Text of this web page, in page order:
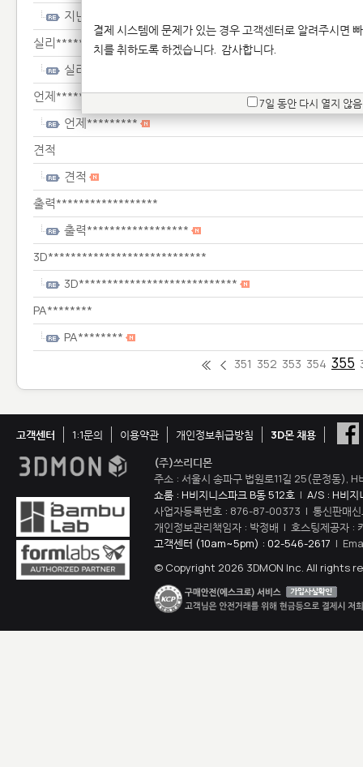
지난******************************************
실리
실리
언제*********
언제*********
견적
견적
출력******************
출력******************
3D****************************
3D****************************
PA********
PA********
351 352 353 354 355
고객센터 1:1문의 이용약관 개인정보취급방침
3D몬 채용
(주)쓰리디몬
주소 : 서울시 송파구 법원로11길 25(문정동),
쇼룸 : H비지니스파크 B동 512호 | A/S : H비지
사업자등록번호 : 876-87-00373 | 통신판매
개인정보관리책임자 : 박정배 | 호스팅제공자 :
고객센터 (10am~5pm) : 02-546-2617 |
© Copyright 2026 3DMON Inc. All rights
결제 시스템에 문제가 있는 경우 고객센터로 알려주시면
치를 취하도록 하겠습니다. 감사합니다.
7일 동안 다시 열지 않음